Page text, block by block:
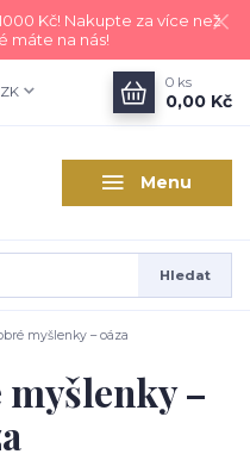
Kč! Nakupte za více než
máte na nás!
Menu
Hledat
0 ks
0,00 Kč
myšlenky – oáza
–